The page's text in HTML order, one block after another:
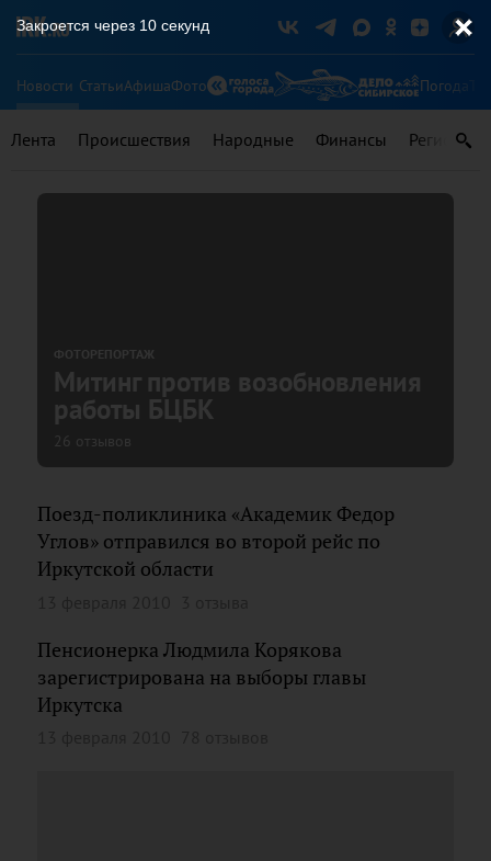
Новости СтатьиАфишаФото Погода
Лента Происшествия Народные Финансы Регионы
ФОТОРЕПОРТАЖ
Митинг против возобновления
работы БЦБК
26 отзывов
Поезд-поликлиника «Академик Федор
Углов» отправился во второй рейс по
Иркутской области
Пенсионерка Людмила Корякова
зарегистрирована на выборы главы
Иркутска
Закроется через 10 секунд